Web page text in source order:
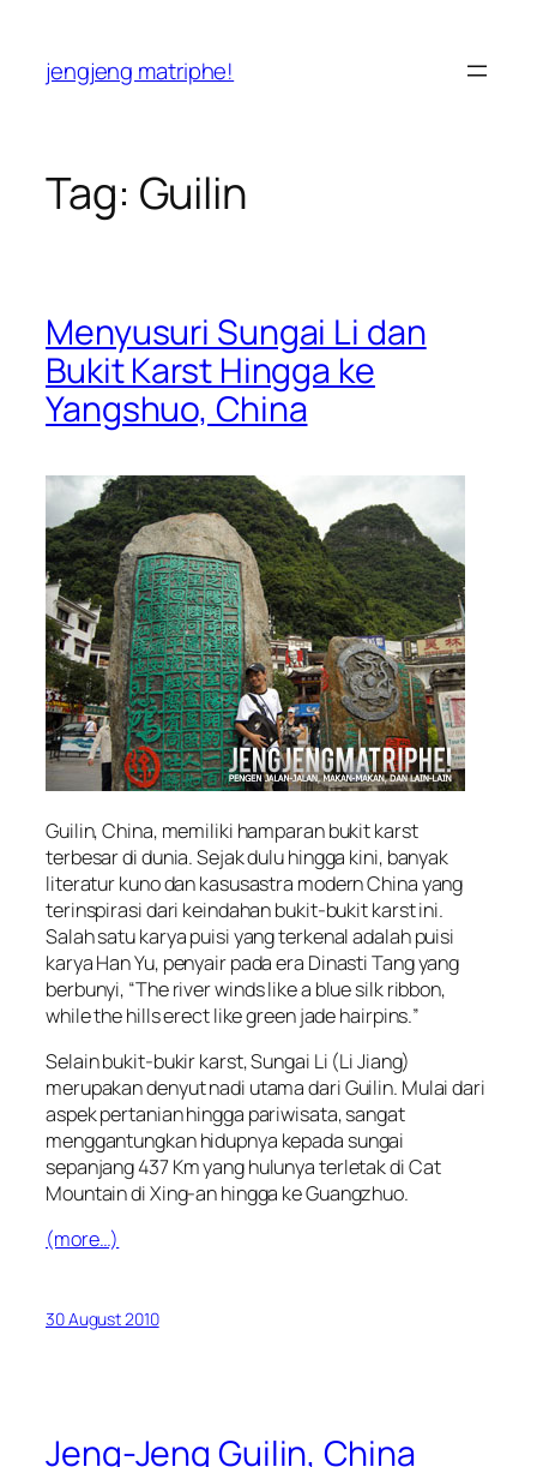
content
jengjeng matriphe!
Tag: Guilin
Menyusuri Sungai Li dan
Bukit Karst Hingga ke
Yangshuo, China
Guilin, China, memiliki hamparan bukit karst
terbesar di dunia. Sejak dulu hingga kini, banyak
literatur kuno dan kasusastra modern China yang
terinspirasi dari keindahan bukit-bukit karst ini.
Salah satu karya puisi yang terkenal adalah puisi
karya Han Yu, penyair pada era Dinasti Tang yang
berbunyi, “The river winds like a blue silk ribbon,
while the hills erect like green jade hairpins.”
Selain bukit-bukir karst, Sungai Li (Li Jiang)
merupakan denyut nadi utama dari Guilin. Mulai dari
aspek pertanian hingga pariwisata, sangat
menggantungkan hidupnya kepada sungai
sepanjang 437 Km yang hulunya terletak di Cat
Mountain di Xing-an hingga ke Guangzhuo.
(more…)
30 August 2010
Jeng-Jeng Guilin, China